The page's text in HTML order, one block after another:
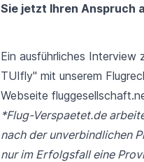
Sie jetzt Ihren Anspruch
Ein ausführliches Interview
TUIfly" mit unserem
Webseite
*Flug-Verspaetet.de
nach der unverbindlichen
nur im Erfolgsfall eine